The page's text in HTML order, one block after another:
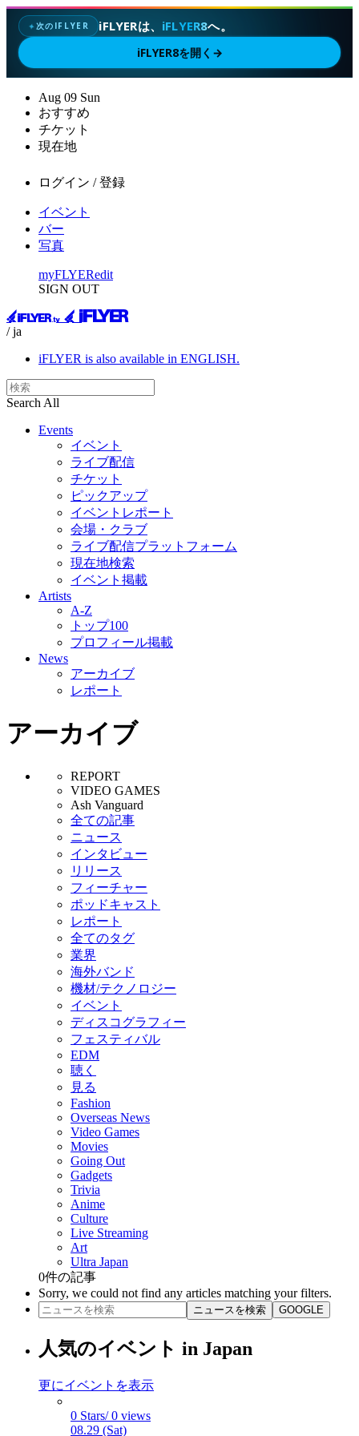
✦次のIFLYER iFLYERは、 iFLYER8へ。
iFLYER8を開く →
Aug 09 Sun
おすすめ
チケット
現在地
ログイン / 登録
イベント
バー
写真
myFLYERedit
SIGN OUT
/ ja
iFLYER is also available in ENGLISH.
Search All
Events
イベント
ライブ配信
チケット
ピックアップ
イベントレポート
会場・クラブ
ライブ配信プラットフォーム
現在地検索
イベント掲載
Artists
A-Z
トップ100
プロフィール掲載
News
アーカイブ
レポート
アーカイブ
REPORT
VIDEO GAMES
Ash Vanguard
全ての記事
ニュース
インタビュー
リリース
フィーチャー
ポッドキャスト
レポート
全てのタグ
業界
海外バンド
機材/テクノロジー
イベント
ディスコグラフィー
フェスティバル
EDM
聴く
見る
Fashion
Overseas News
Video Games
Movies
Going Out
Gadgets
Trivia
Anime
Culture
Live Streaming
Art
Ultra Japan
0件の記事
Sorry, we could not find any articles matching your filters.
ニュースを検索 GOOGLE
人気のイベント in Japan
更にイベントを表示
0 Stars/ 0 views
08.29 (Sat)